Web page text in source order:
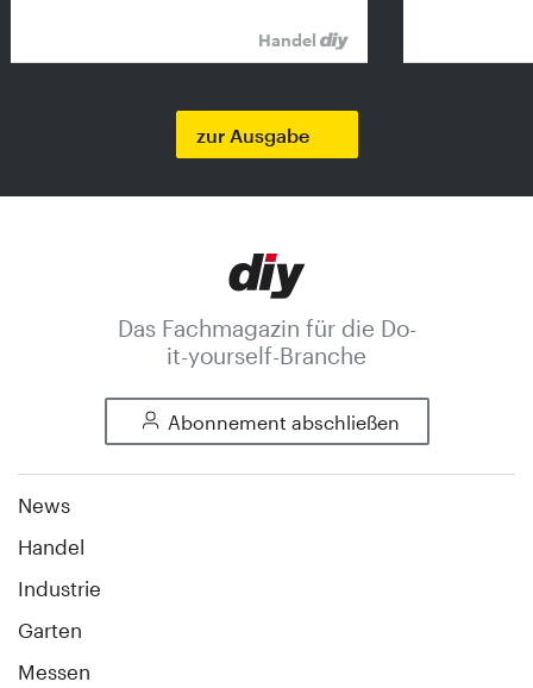
Handel
zur Ausgabe
Das Fachmagazin für die Do-
it-yourself-Branche
Abonnement abschließen
News
Handel
Industrie
Garten
Messen